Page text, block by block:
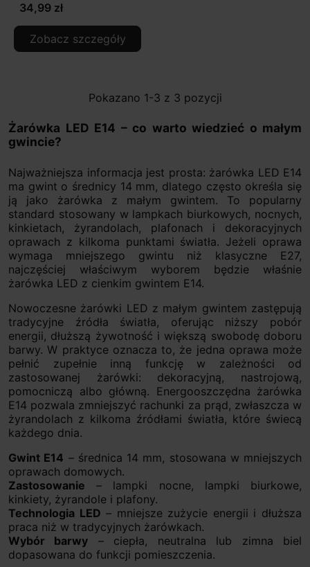
34,99 zł
Zobacz szczegóły
Pokazano 1-3 z 3 pozycji
Żarówka LED E14 – co warto wiedzieć o małym
gwincie?
Najważniejsza informacja jest prosta: żarówka LED E14
ma gwint o średnicy 14 mm, dlatego często określa się
ją jako żarówka z małym gwintem. To popularny
standard stosowany w lampkach biurkowych, nocnych,
kinkietach, żyrandolach, plafonach i dekoracyjnych
oprawach z kilkoma punktami światła. Jeżeli oprawa
wymaga mniejszego gwintu niż klasyczne E27,
najczęściej właściwym wyborem będzie właśnie
żarówka LED z cienkim gwintem E14.
Nowoczesne żarówki LED z małym gwintem zastępują
tradycyjne źródła światła, oferując niższy pobór
energii, dłuższą żywotność i większą swobodę doboru
barwy. W praktyce oznacza to, że jedna oprawa może
pełnić zupełnie inną funkcję w zależności od
zastosowanej żarówki: dekoracyjną, nastrojową,
pomocniczą albo główną. Energooszczędna żarówka
E14 pozwala zmniejszyć rachunki za prąd, zwłaszcza w
żyrandolach z kilkoma źródłami światła, które świecą
każdego dnia.
Gwint E14 – średnica 14 mm, stosowana w mniejszych
oprawach domowych.
Zastosowanie – lampki nocne, lampki biurkowe,
kinkiety, żyrandole i plafony.
Technologia LED – mniejsze zużycie energii i dłuższa
praca niż w tradycyjnych żarówkach.
Wybór barwy – ciepła, neutralna lub zimna biel
dopasowana do funkcji pomieszczenia.